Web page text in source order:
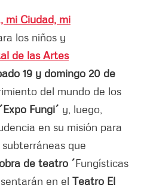
mi Ciudad, mi
los niños y
de las Artes
19 y domingo 20 de
del mundo de los
´Expo Fungi´ y, luego,
en su misión para
que
de teatro ´Fungísticas
en el Teatro El